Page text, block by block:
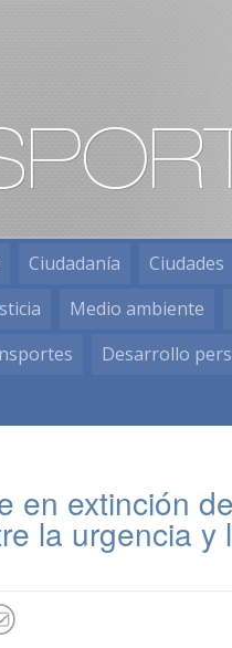
Ciudadanía Ciudades
Medio ambiente
Desarrollo
en extinción
la urgencia y